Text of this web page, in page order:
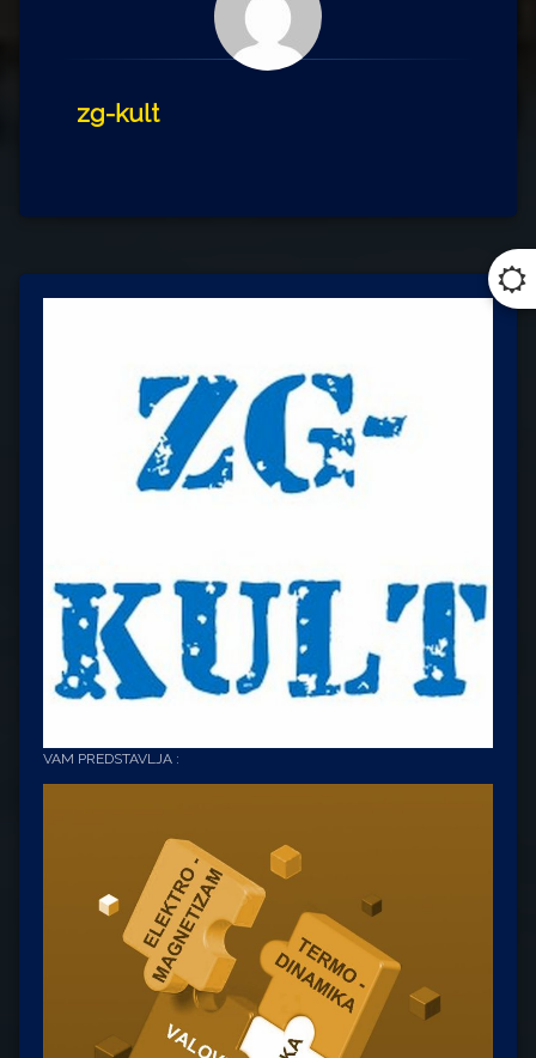
zg-kult
VAM PREDSTAVLJA :